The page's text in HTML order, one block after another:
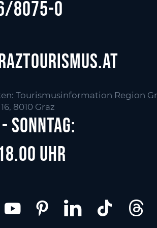
8075-0
Tourismusinformation Region
8010 Graz
Sonntag:
Uhr